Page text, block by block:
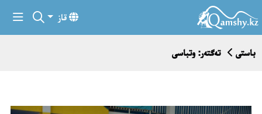
قاز
باستى تەگتەر: وتباسى